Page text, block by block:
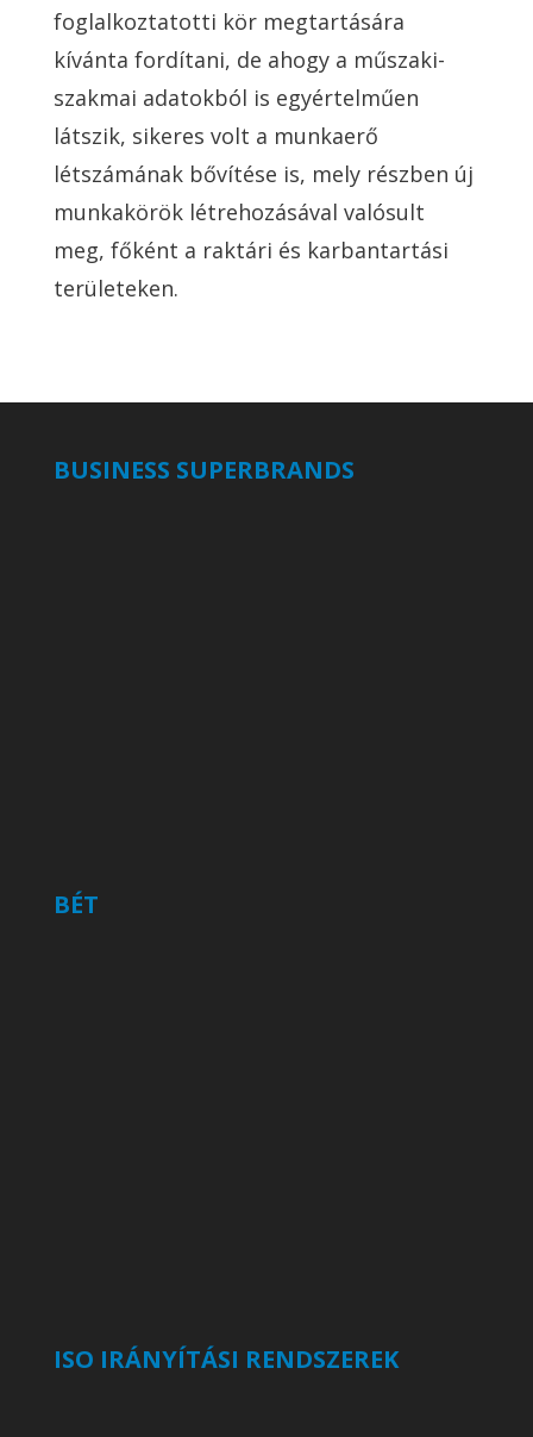
foglalkoztatotti kör megtartására
kívánta fordítani, de ahogy a műszaki-
szakmai adatokból is egyértelműen
látszik, sikeres volt a munkaerő
létszámának bővítése is, mely részben új
munkakörök létrehozásával valósult
meg, főként a raktári és karbantartási
területeken.
BUSINESS SUPERBRANDS
BÉT
ISO IRÁNYÍTÁSI RENDSZEREK